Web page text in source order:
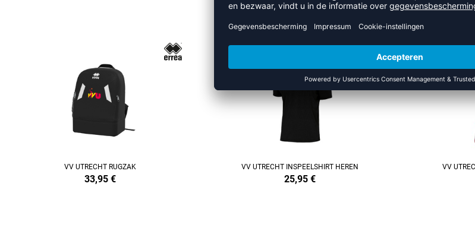
MEER UIT DE CATEGORIE
VV UTRECHT RUGZAK
33,95 €
REFINEMENT
VV UTRECHT INSPEELSHIRT HEREN
25,95 €
VV